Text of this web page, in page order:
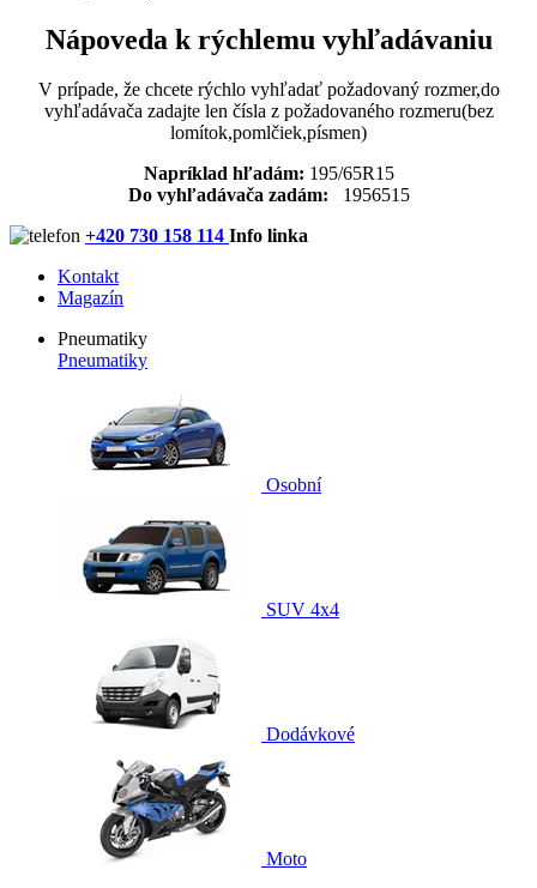
Nápoveda k rýchlemu vyhľadávaniu
V prípade, že chcete rýchlo vyhľadať požadovaný rozmer,do
vyhľadávača zadajte len čísla z požadovaného rozmeru(bez
lomítok,pomlčiek,písmen)
Napríklad hľadám: 195/65R15
Do vyhľadávača zadám: 1956515
+420 730 158 114 Info linka
Kontakt
Magazín
Pneumatiky
Pneumatiky
Osobní
SUV 4x4
Dodávkové
Moto